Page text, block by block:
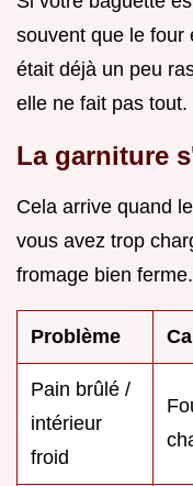
souvent que le four
était déjà un peu
elle ne fait pas tout.
La garniture
Cela arrive quand
vous avez trop
fromage bien ferme.
Problème
Pain brûlé /
intérieur
froid